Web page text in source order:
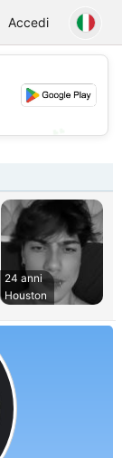
Accedi
24 anni
Houston